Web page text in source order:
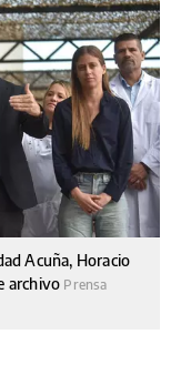
Acuña, Horacio
archivo Prensa